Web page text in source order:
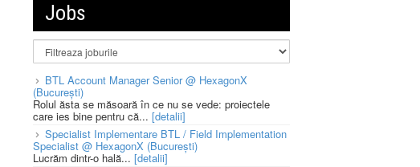
Jobs
BTL Account Manager Senior @ HexagonX
(București)
Rolul ăsta se măsoară în ce nu se vede: proiectele
care ies bine pentru că... [detalii]
Specialist Implementare BTL / Field Implementation
Specialist @ HexagonX (București)
Lucrăm dintr-o hală... [detalii]